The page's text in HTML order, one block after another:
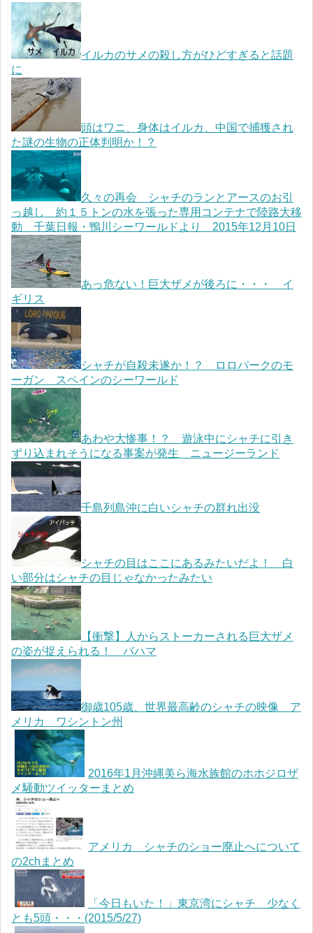
イルカのサメの殺し方がひどすぎると話題
に
頭はワニ、身体はイルカ、中国で捕獲され
た謎の生物の正体判明か！？
久々の再会 シャチのランとアースのお引
っ越し 約１５トンの水を張った専用コンテナで陸路大移
動 千葉日報・鴨川シーワールドより 2015年12月10日
あっ危ない！巨大ザメが後ろに・・・ イ
ギリス
シャチが自殺未遂か！？ ロロパークのモ
ーガン スペインのシーワールド
あわや大惨事！？ 遊泳中にシャチに引き
ずり込まれそうになる事案が発生 ニュージーランド
千島列島沖に白いシャチの群れ出没
シャチの目はここにあるみたいだよ！ 白
い部分はシャチの目じゃなかったみたい
【衝撃】人からストーカーされる巨大ザメ
の姿が捉えられる！ バハマ
御歳105歳、世界最高齢のシャチの映像 ア
メリカ ワシントン州
2016年1月沖縄美ら海水族館のホホジロザ
メ騒動ツイッターまとめ
アメリカ シャチのショー廃止へについて
の2chまとめ
「今日もいた！」東京湾にシャチ 少なく
とも5頭・・・(2015/5/27)